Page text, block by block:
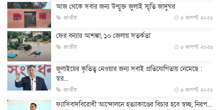
আজ থেকে সবার জন্য উন্মুক্ত জুলাই স্মৃতি জাদুঘর
জাতীয় ৬ আগস্ট, ২০২৬
ফের বন্যার আশঙ্কা, ১০ জেলায় সতর্কতা
জাতীয় ৬ আগস্ট, ২০২৬
জুলাইয়ের কৃতিত্ব নেওয়ার জন্য সবাই প্রতিযোগিতায় নেমেছে :
স্বর...
জাতীয় ৬ আগস্ট, ২০২৬
ফ্যাসিবাদবিরোধী আন্দোলনে হত্যাকাণ্ডের বিচার হবে স্বচ্ছ, নিরপ...